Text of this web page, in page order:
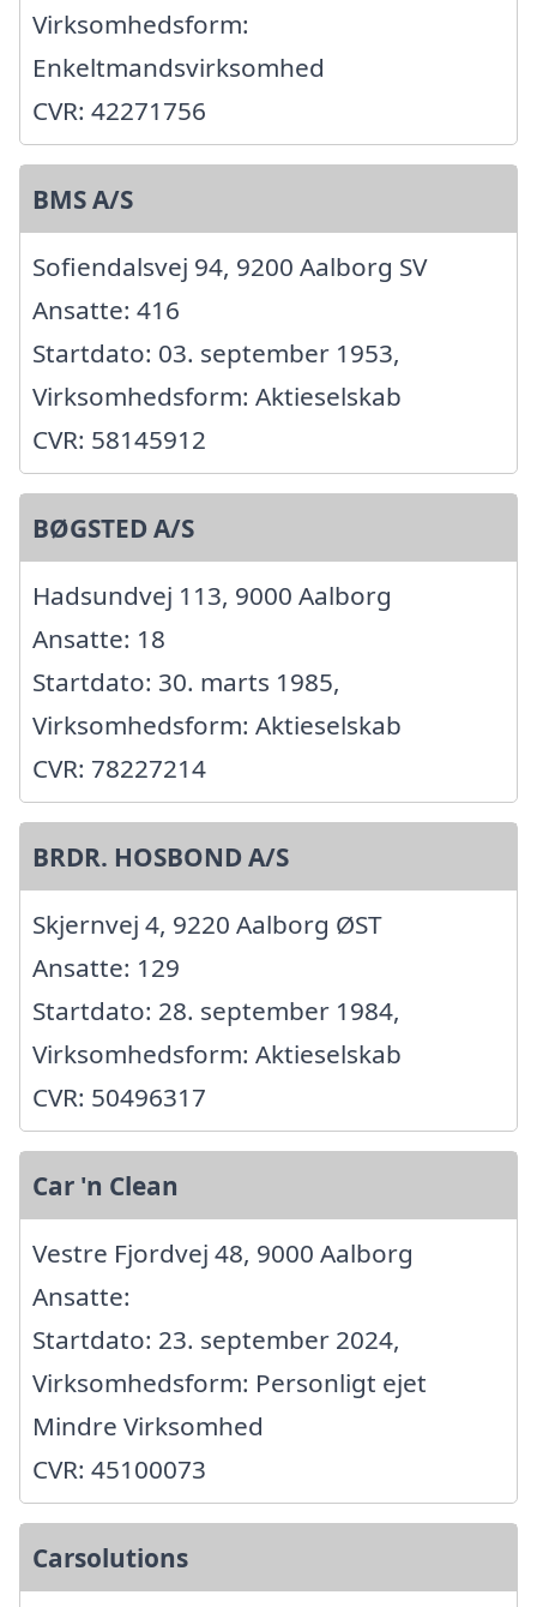
Virksomhedsform:
Enkeltmandsvirksomhed
CVR: 42271756
BMS A/S
Sofiendalsvej 94, 9200 Aalborg SV
Ansatte: 416
Startdato: 03. september 1953,
Virksomhedsform: Aktieselskab
CVR: 58145912
BØGSTED A/S
Hadsundvej 113, 9000 Aalborg
Ansatte: 18
Startdato: 30. marts 1985,
Virksomhedsform: Aktieselskab
CVR: 78227214
BRDR. HOSBOND A/S
Skjernvej 4, 9220 Aalborg ØST
Ansatte: 129
Startdato: 28. september 1984,
Virksomhedsform: Aktieselskab
CVR: 50496317
Car 'n Clean
Vestre Fjordvej 48, 9000 Aalborg
Ansatte:
Startdato: 23. september 2024,
Virksomhedsform: Personligt ejet
Mindre Virksomhed
CVR: 45100073
Carsolutions